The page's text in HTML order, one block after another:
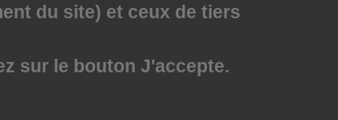
du site) et ceux de tiers
sur le bouton J'accepte.